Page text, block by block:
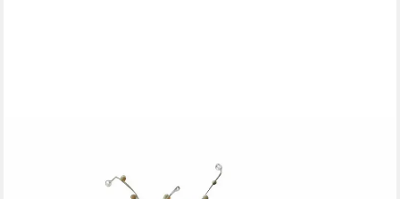
lieferbar - in 3-4 Werktagen bei dir